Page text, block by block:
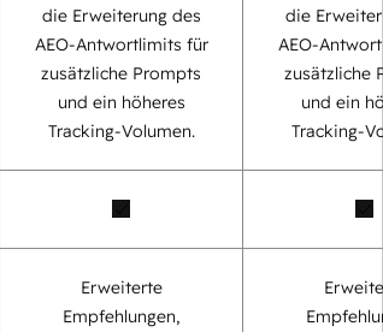
die Erweiterung des
AEO-Antwortlimits für
zusätzliche Prompts
und ein höheres
Tracking-Volumen.
die
AEO-
zusätzliche
und ein
Tracking-
Erweiterte
Empfehlungen,